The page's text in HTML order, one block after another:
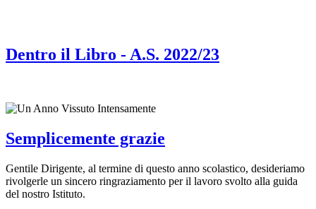
Dentro il Libro - A.S. 2022/23
Semplicemente grazie
Gentile Dirigente, al termine di questo anno scolastico, desideriamo
rivolgerle un sincero ringraziamento per il lavoro svolto alla guida
del nostro Istituto.